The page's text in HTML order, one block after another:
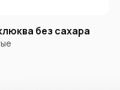
без сахара